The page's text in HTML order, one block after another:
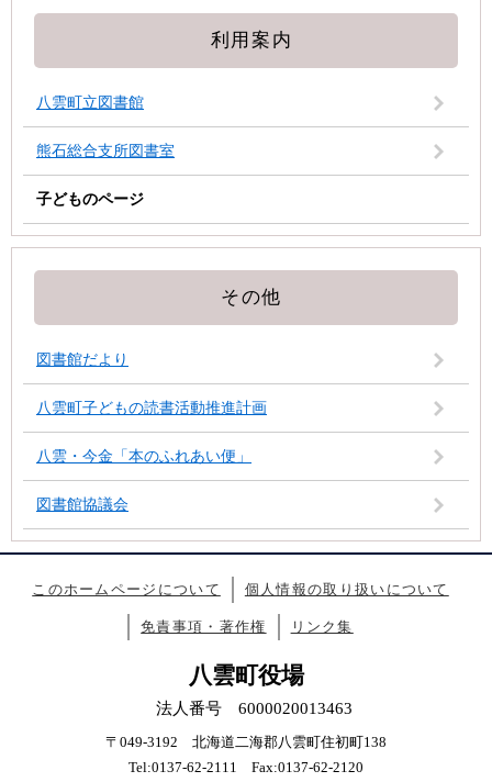
利用案内
八雲町立図書館
熊石総合支所図書室
子どものページ
その他
図書館だより
八雲町子どもの読書活動推進計画
八雲・今金「本のふれあい便」
図書館協議会
このホームページについて 個人情報の取り扱いについて
免責事項・著作権 リンク集
八雲町役場
法人番号 6000020013463
〒049-3192 北海道二海郡八雲町住初町138
Tel:0137-62-2111 Fax:0137-62-2120